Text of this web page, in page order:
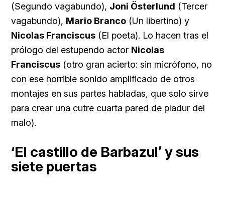
(Segundo vagabundo), Joni Österlund (Tercer
vagabundo), Mario Branco (Un libertino) y
Nicolas Franciscus (El poeta). Lo hacen tras el
prólogo del estupendo actor Nicolas
Franciscus (otro gran acierto: sin micrófono, no
con ese horrible sonido amplificado de otros
montajes en sus partes habladas, que solo sirve
para crear una cutre cuarta pared de pladur del
malo).
‘El castillo de Barbazul’ y sus
siete puertas